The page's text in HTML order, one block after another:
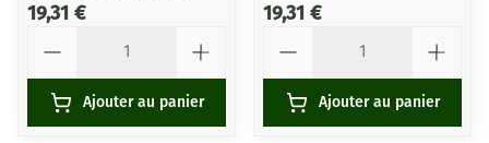
19,31 €
Ajouter au panier
19,31 €
Ajouter au panier